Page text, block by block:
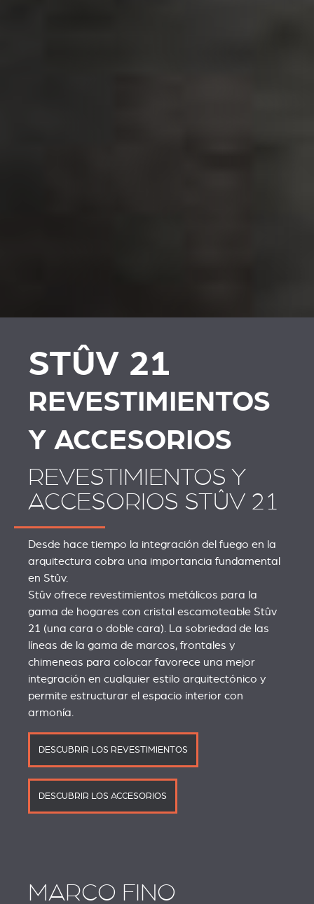
STÛV 21
REVESTIMIENTOS
Y ACCESORIOS
REVESTIMIENTOS Y
ACCESORIOS STÛV 21
Desde hace tiempo la integración del fuego en la
arquitectura cobra una importancia fundamental
en Stûv.
Stûv ofrece revestimientos metálicos para la
gama de hogares con cristal escamoteable Stûv
21 (una cara o doble cara). La sobriedad de las
líneas de la gama de marcos, frontales y
chimeneas para colocar favorece una mejor
integración en cualquier estilo arquitectónico y
permite estructurar el espacio interior con
armonía.
DESCUBRIR LOS REVESTIMIENTOS
DESCUBRIR LOS ACCESORIOS
MARCO FINO
ACCESORIOS STÛV 21
ACCESSOIRES VOOR